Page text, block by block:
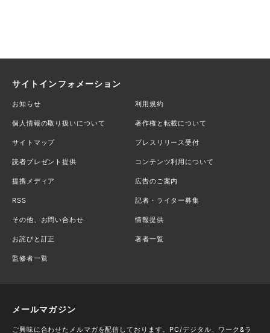
サイトインフォメーション
お知らせ 利用規約
個人情報の取り扱いについて 著作権と転載について
サイトマップ プレスリリース受付
読者プレゼント提供 コンテンツ利用について
提携メディア 広告のご案内
RSS 記者・ライター募集
その他、お問い合わせ 情報提供
お詫びと訂正 著者一覧
監修者一覧
メールマガジン
ご興味に合わせたメルマガを配信しております。PC/デジタル、ワーク&ラ